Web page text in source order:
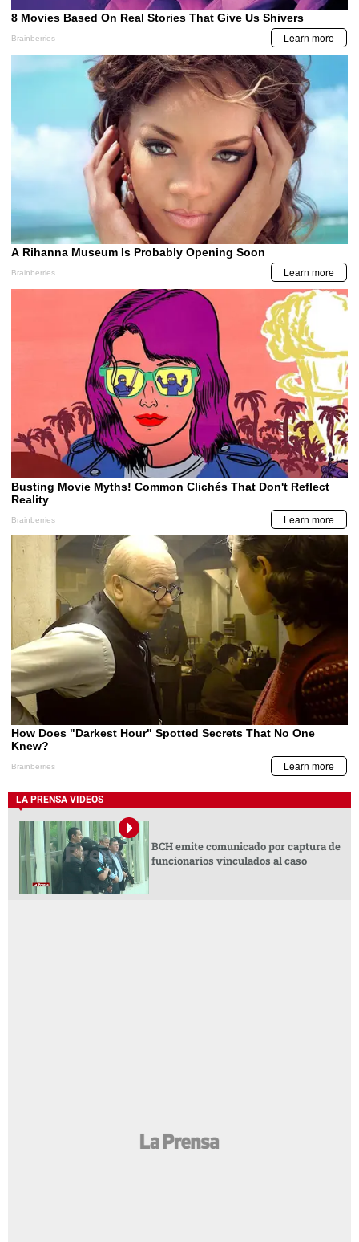
LA PRENSA VIDEOS
BCH emite comunicado por captura de
funcionarios vinculados al caso